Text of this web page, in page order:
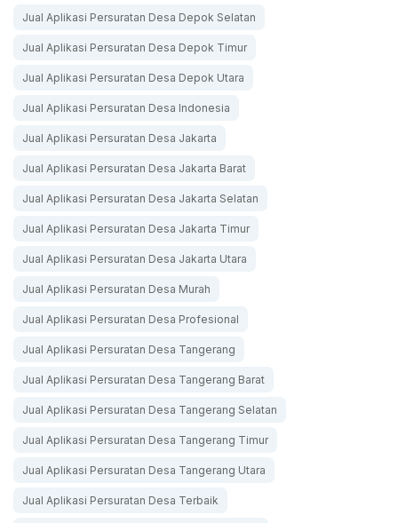
Jual Aplikasi Persuratan Desa Depok Selatan
Jual Aplikasi Persuratan Desa Depok Timur
Jual Aplikasi Persuratan Desa Depok Utara
Jual Aplikasi Persuratan Desa Indonesia
Jual Aplikasi Persuratan Desa Jakarta
Jual Aplikasi Persuratan Desa Jakarta Barat
Jual Aplikasi Persuratan Desa Jakarta Selatan
Jual Aplikasi Persuratan Desa Jakarta Timur
Jual Aplikasi Persuratan Desa Jakarta Utara
Jual Aplikasi Persuratan Desa Murah
Jual Aplikasi Persuratan Desa Profesional
Jual Aplikasi Persuratan Desa Tangerang
Jual Aplikasi Persuratan Desa Tangerang Barat
Jual Aplikasi Persuratan Desa Tangerang Selatan
Jual Aplikasi Persuratan Desa Tangerang Timur
Jual Aplikasi Persuratan Desa Tangerang Utara
Jual Aplikasi Persuratan Desa Terbaik